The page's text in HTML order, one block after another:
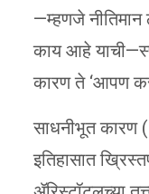
—म्हणजे नीतिमान
काय आहे
कारण ते ‘आपण कसे
साधनीभूत कारण
इतिहासात